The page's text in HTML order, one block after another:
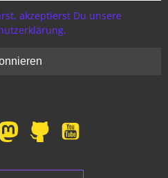
akzeptierst Du unsere